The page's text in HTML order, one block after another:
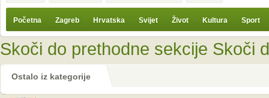
Početna Zagreb Hrvatska Svijet Život Kultura Sport
Skoči do prethodne sekcije Skoči
Ostalo iz kategorije